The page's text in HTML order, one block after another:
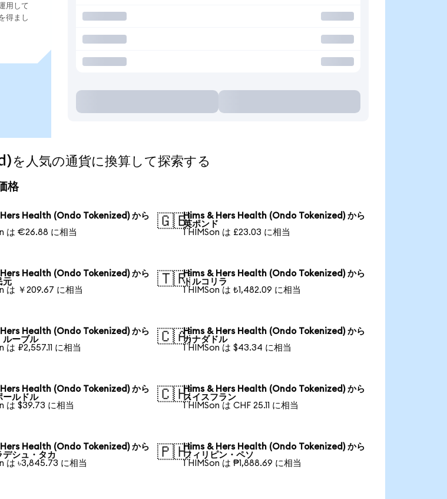
用して
得まし
気の通貨に換算して探索する
格
Health (Ondo Tokenized) から
は €26.88 に相当
🇬🇧Hims & Hers Health (Ondo Tokenized) から
英ポンド
1 HIMSon は £23.03 に相当
Health (Ondo Tokenized) から
元
は ￥209.67 に相当
🇹🇷Hims & Hers Health (Ondo Tokenized) から
トルコリラ
1 HIMSon は ₺1,482.09 に相当
Health (Ondo Tokenized) から
ルーブル
は ₽2,557.11 に相当
🇨🇦Hims & Hers Health (Ondo Tokenized) から
カナダドル
1 HIMSon は $43.34 に相当
Health (Ondo Tokenized) から
ールドル
は $39.73 に相当
🇨🇭Hims & Hers Health (Ondo Tokenized) から
スイスフラン
1 HIMSon は CHF 25.11 に相当
Health (Ondo Tokenized) から
デシュ・タカ
は ৳3,845.73 に相当
🇵🇭Hims & Hers Health (Ondo Tokenized) から
フィリピン・ペソ
1 HIMSon は ₱1,888.69 に相当